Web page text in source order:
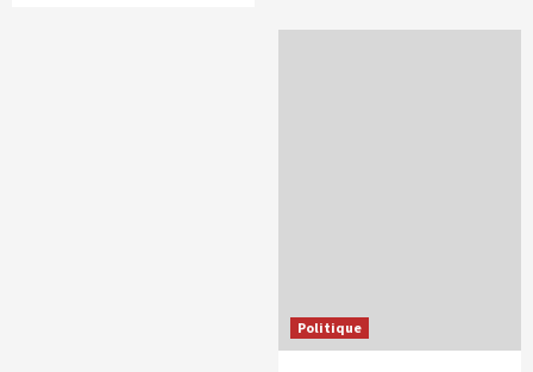
Politique